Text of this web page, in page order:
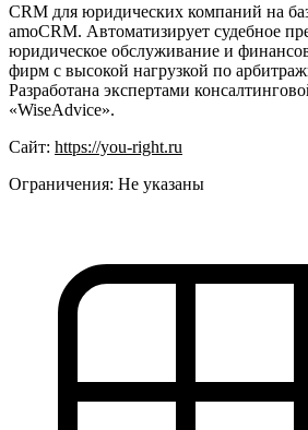
CRM для юридических компаний на
amoCRM. Автоматизирует судебное
юридическое обслуживание и
фирм с высокой нагрузкой по
Разработана экспертами
«WiseAdvice».
Сайт: https://you-right.ru
Ограничения: Не указаны